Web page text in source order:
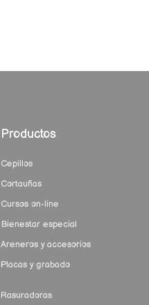
Productos
Cepillos
Cortauñas
Cursos on-line
Bienestar especial
Areneros y accesorios
Placas y grabado
Rasuradoras